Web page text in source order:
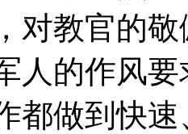
对教官的
人的作风
都做到快